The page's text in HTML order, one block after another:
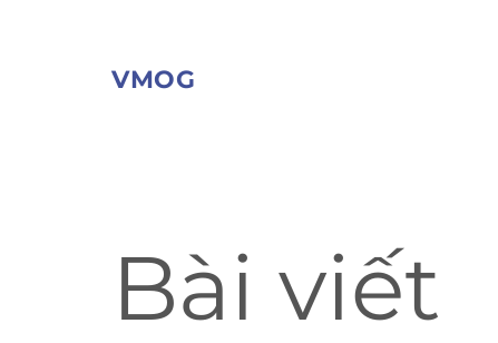
VMOG
Bài viết